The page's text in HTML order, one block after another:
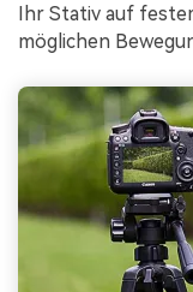
Ihr Stativ auf
möglichen